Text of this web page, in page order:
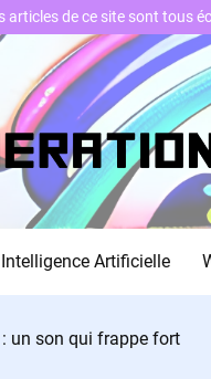
Intelligence Artificielle
un son qui frappe fort
articles de ce site sont tous